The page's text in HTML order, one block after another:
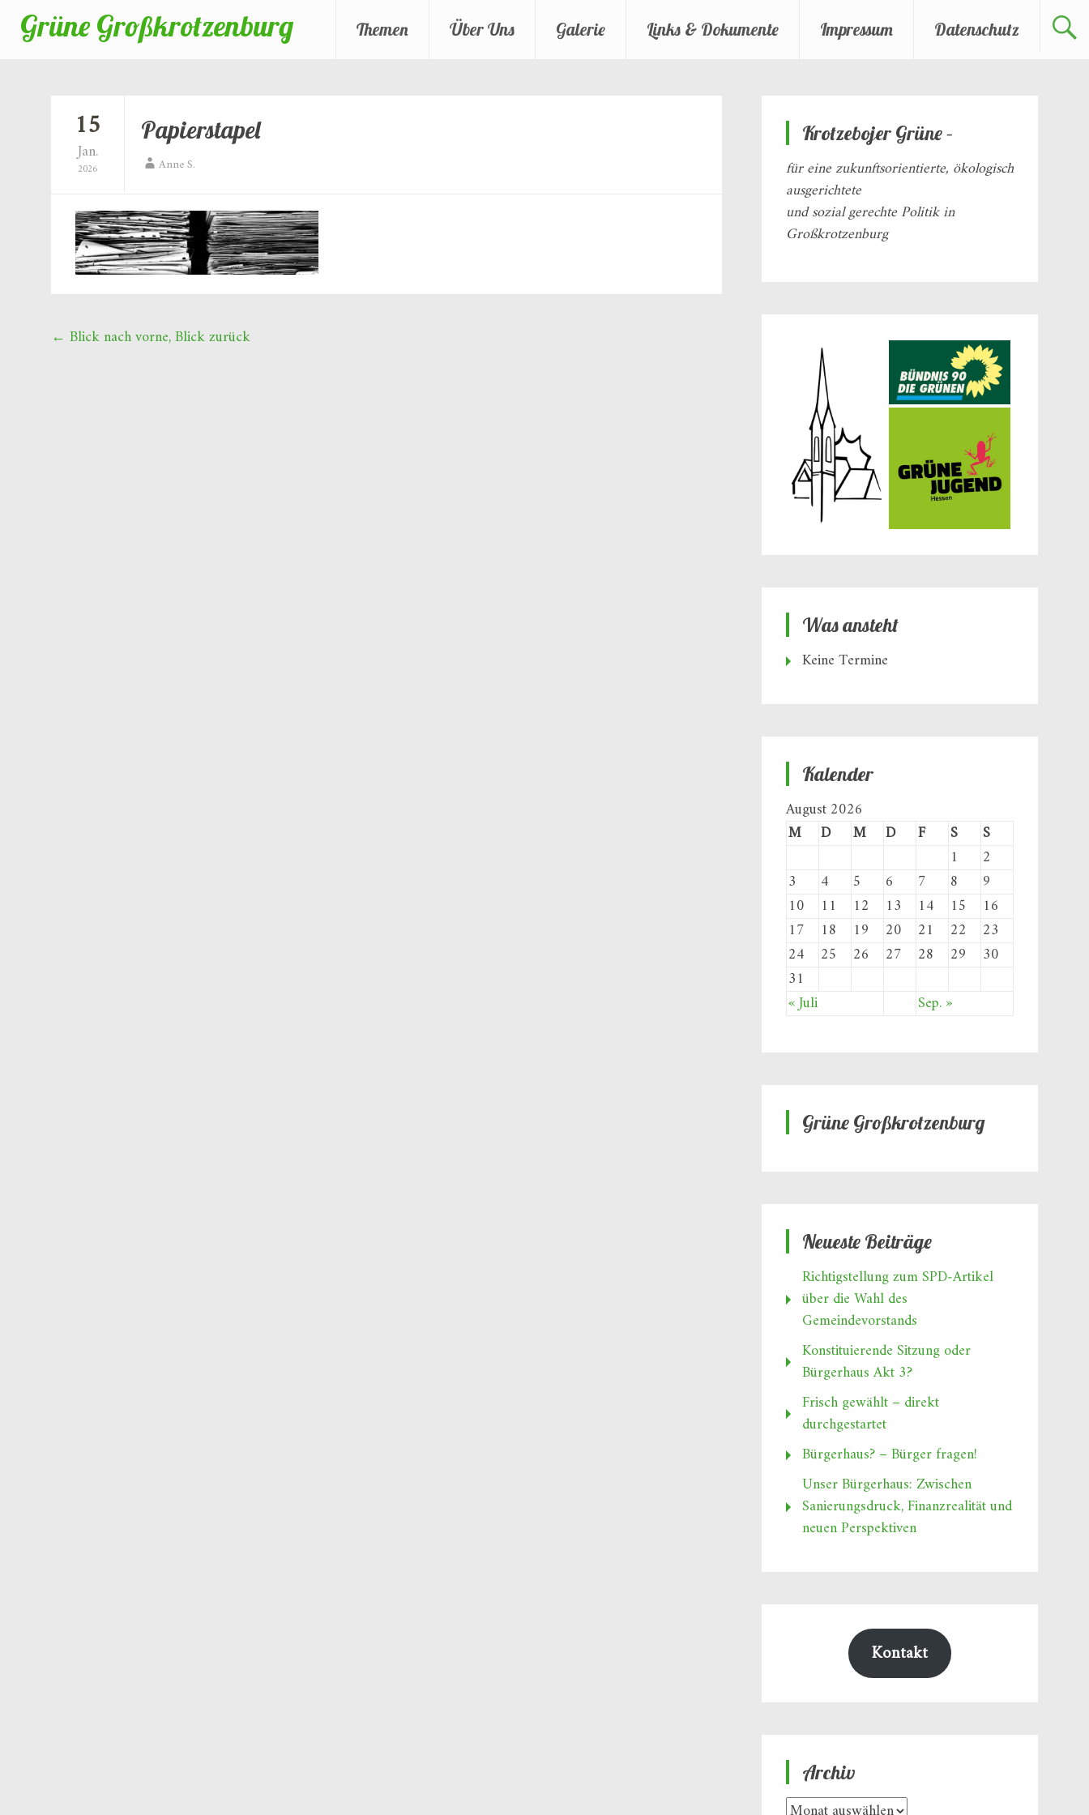
Grüne Großkrotzenburg Themen Über Uns Galerie Links & Dokumente Impressum Datenschutz
15
Jan.
2026
Papierstapel
Anne S.
Beitragsnavigation
← Blick nach vorne, Blick zurück
Krotzebojer Grüne –
für eine zukunftsorientierte, ökologisch
ausgerichtete
und sozial gerechte Politik in
Großkrotzenburg
Was ansteht
Keine Termine
Kalender
August 2026
M
D M D F S
S
1
2
3
4 5 6 7 8
9
10
11 12 13 14 15
16
17
18 19 20 21 22
23
24
25 26 27 28 29
30
31
« Juli
Sep. »
Grüne Großkrotzenburg
Neueste Beiträge
Richtigstellung zum SPD‑Artikel
über die Wahl des
Gemeindevorstands
Konstituierende Sitzung oder
Bürgerhaus Akt 3?
Frisch gewählt – direkt
durchgestartet
Bürgerhaus? – Bürger fragen!
Unser Bürgerhaus: Zwischen
Sanierungsdruck, Finanzrealität und
neuen Perspektiven
Kontakt
Archiv
Archiv